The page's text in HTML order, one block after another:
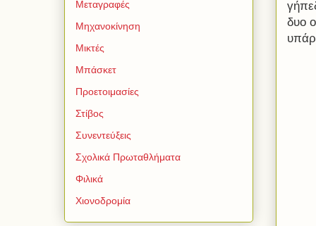
δυο
Μεταγραφές
Μηχανοκίνηση
Μικτές
Μπάσκετ
Προετοιμασίες
Στίβος
Συνεντεύξεις
Σχολικά Πρωταθλήματα
Φιλικά
Χιονοδρομία